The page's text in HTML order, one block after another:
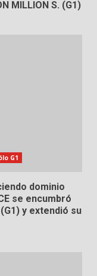
MILLION S. (G1)
G1
dominio
se encumbró
y extendió su